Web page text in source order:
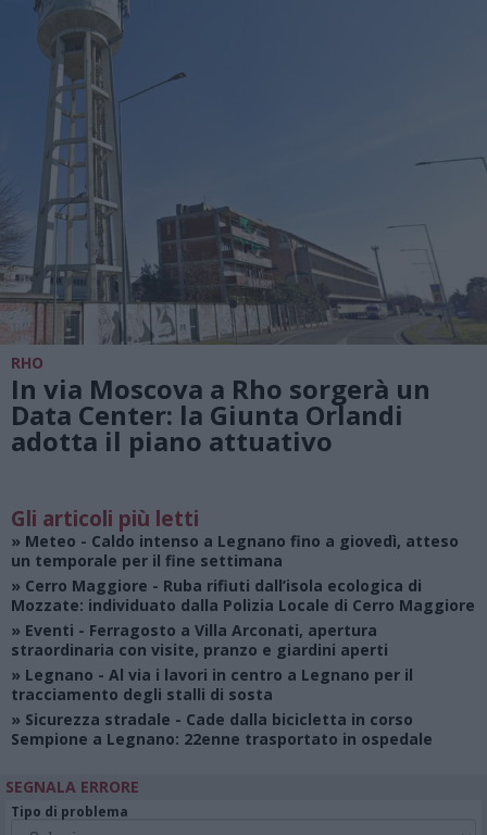
RHO
In via Moscova a Rho sorgerà un
Data Center: la Giunta Orlandi
adotta il piano attuativo
Gli articoli più letti
» Meteo - Caldo intenso a Legnano fino a giovedì, atteso
un temporale per il fine settimana
» Cerro Maggiore - Ruba rifiuti dall’isola ecologica di
Mozzate: individuato dalla Polizia Locale di Cerro Maggiore
» Eventi - Ferragosto a Villa Arconati, apertura
straordinaria con visite, pranzo e giardini aperti
» Legnano - Al via i lavori in centro a Legnano per il
tracciamento degli stalli di sosta
» Sicurezza stradale - Cade dalla bicicletta in corso
Sempione a Legnano: 22enne trasportato in ospedale
SEGNALA ERRORE
Tipo di problema